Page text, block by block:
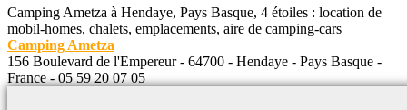
Camping Ametza à Hendaye, Pays Basque, 4 étoiles : location de
mobil-homes, chalets, emplacements, aire de camping-cars
Camping Ametza
156 Boulevard de l'Empereur- 64700 - Hendaye - Pays Basque -
France-05 59 20 07 05